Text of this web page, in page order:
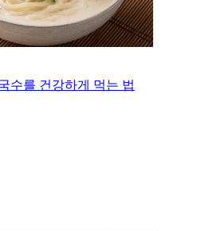
수를 건강하게 먹는 법